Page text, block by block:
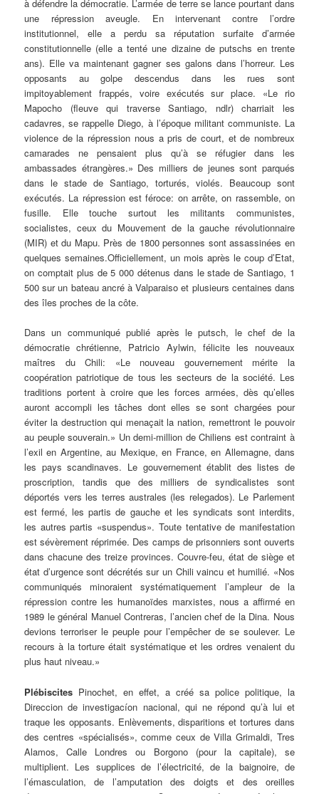
à défendre la démocratie. L’armée de terre se lance pourtant dans
une répression aveugle. En intervenant contre l’ordre
institutionnel, elle a perdu sa réputation surfaite d’armée
constitutionnelle (elle a tenté une dizaine de putschs en trente
ans). Elle va maintenant gagner ses galons dans l’horreur. Les
opposants au golpe descendus dans les rues sont
impitoyablement frappés, voire exécutés sur place. «Le rio
Mapocho (fleuve qui traverse Santiago, ndlr) charriait les
cadavres, se rappelle Diego, à l’époque militant communiste. La
violence de la répression nous a pris de court, et de nombreux
camarades ne pensaient plus qu’à se réfugier dans les
ambassades étrangères.» Des milliers de jeunes sont parqués
dans le stade de Santiago, torturés, violés. Beaucoup sont
exécutés. La répression est féroce: on arrête, on rassemble, on
fusille. Elle touche surtout les militants communistes,
socialistes, ceux du Mouvement de la gauche révolutionnaire
(MIR) et du Mapu. Près de 1800 personnes sont assassinées en
quelques semaines.Officiellement, un mois après le coup d’Etat,
on comptait plus de 5 000 détenus dans le stade de Santiago, 1
500 sur un bateau ancré à Valparaiso et plusieurs centaines dans
des îles proches de la côte.
Dans un communiqué publié après le putsch, le chef de la
démocratie chrétienne, Patricio Aylwin, félicite les nouveaux
maîtres du Chili: «Le nouveau gouvernement mérite la
coopération patriotique de tous les secteurs de la société. Les
traditions portent à croire que les forces armées, dès qu’elles
auront accompli les tâches dont elles se sont chargées pour
éviter la destruction qui menaçait la nation, remettront le pouvoir
au peuple souverain.» Un demi-million de Chiliens est contraint à
l’exil en Argentine, au Mexique, en France, en Allemagne, dans
les pays scandinaves. Le gouvernement établit des listes de
proscription, tandis que des milliers de syndicalistes sont
déportés vers les terres australes (les relegados). Le Parlement
est fermé, les partis de gauche et les syndicats sont interdits,
les autres partis «suspendus». Toute tentative de manifestation
est sévèrement réprimée. Des camps de prisonniers sont ouverts
dans chacune des treize provinces. Couvre-feu, état de siège et
état d’urgence sont décrétés sur un Chili vaincu et humilié. «Nos
communiqués minoraient systématiquement l’ampleur de la
répression contre les humanoïdes marxistes, nous a affirmé en
1989 le général Manuel Contreras, l’ancien chef de la Dina. Nous
devions terroriser le peuple pour l’empêcher de se soulever. Le
recours à la torture était systématique et les ordres venaient du
plus haut niveau.»
Plébiscites Pinochet, en effet, a créé sa police politique, la
Direccion de investigacíon nacional, qui ne répond qu’à lui et
traque les opposants. Enlèvements, disparitions et tortures dans
des centres «spécialisés», comme ceux de Villa Grimaldi, Tres
Alamos, Calle Londres ou Borgono (pour la capitale), se
multiplient. Les supplices de l’électricité, de la baignoire, de
l’émasculation, de l’amputation des doigts et des oreilles